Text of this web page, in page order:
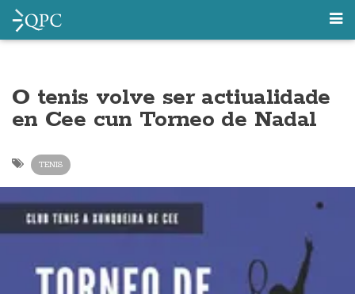
O tenis volve ser actiualidade
en Cee cun Torneo de Nadal
TENIS